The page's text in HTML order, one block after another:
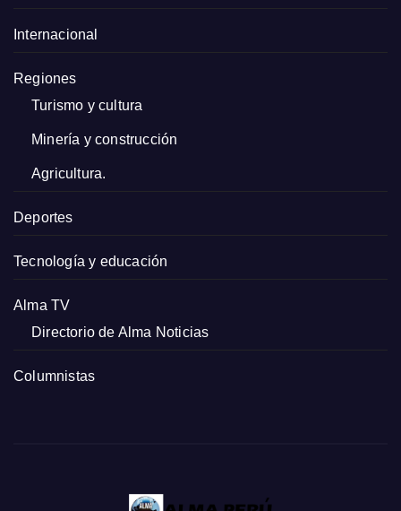
Internacional
Regiones
Turismo y cultura
Minería y construcción
Agricultura.
Deportes
Tecnología y educación
Alma TV
Directorio de Alma Noticias
Columnistas